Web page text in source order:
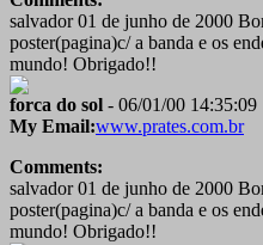
salvador 01 de junho de 2000
poster(pagina)c/ a banda e os
mundo! Obrigado!!
forca do sol - 06/01/00 14:35:09
My Email:www.prates.com.br
Comments:
salvador 01 de junho de 2000
poster(pagina)c/ a banda e os
mundo! Obrigado!!